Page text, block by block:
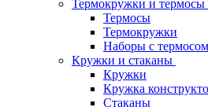
Термокружки и термосы
Термосы
Термокружки
Наборы с термосом
Кружки и стаканы
Кружки
Кружка
Стаканы